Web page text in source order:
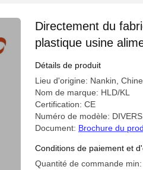
Directement du
plastique usine
d'extrudeuse en
de production
Détails de produit
Lieu d'origine: Nankin, Chine
Nom de marque: HLD/KL
Certification: CE
Numéro de modèle: DIVERS
Document: Brochure du
Conditions de paiement et
Quantité de commande